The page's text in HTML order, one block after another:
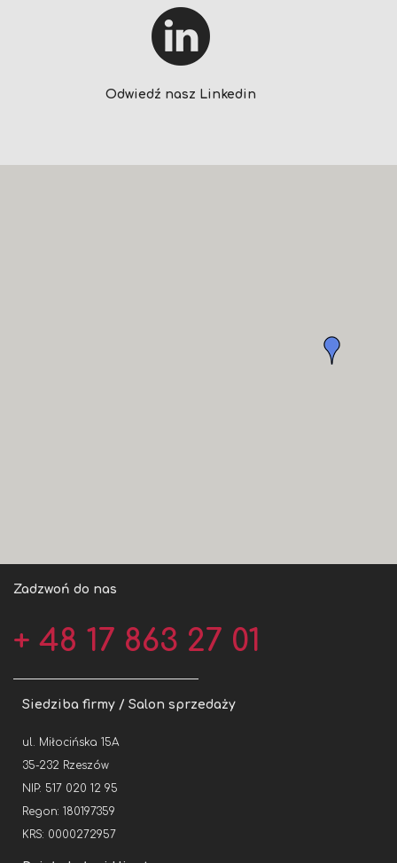
Odwiedź nasz Linkedin
Zadzwoń do nas
+ 48 17 863 27 01
Siedziba firmy / Salon sprzedaży
ul. Miłocińska 15A
35-232 Rzeszów
NIP: 517 020 12 95
Regon: 180197359
KRS: 0000272957